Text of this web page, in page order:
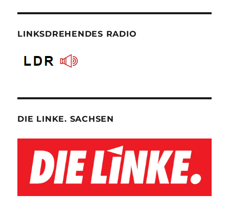
LINKSDREHENDES RADIO
DIE LINKE. SACHSEN